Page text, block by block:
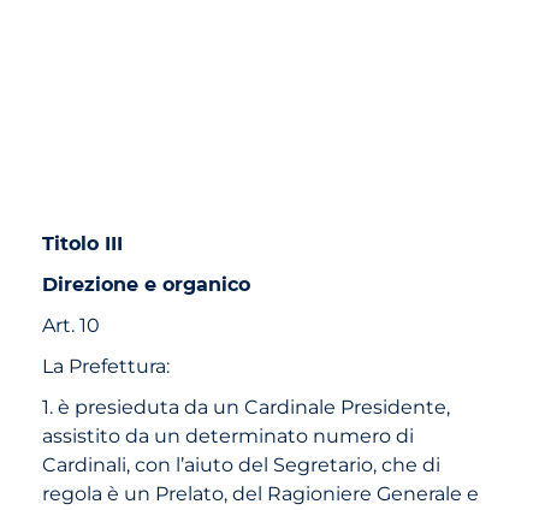
Titolo III
Direzione e organico
Art. 10
La Prefettura:
1. è presieduta da un Cardinale Presidente,
assistito da un determinato numero di
Cardinali, con l’aiuto del Segretario, che di
regola è un Prelato, del Ragioniere Generale e